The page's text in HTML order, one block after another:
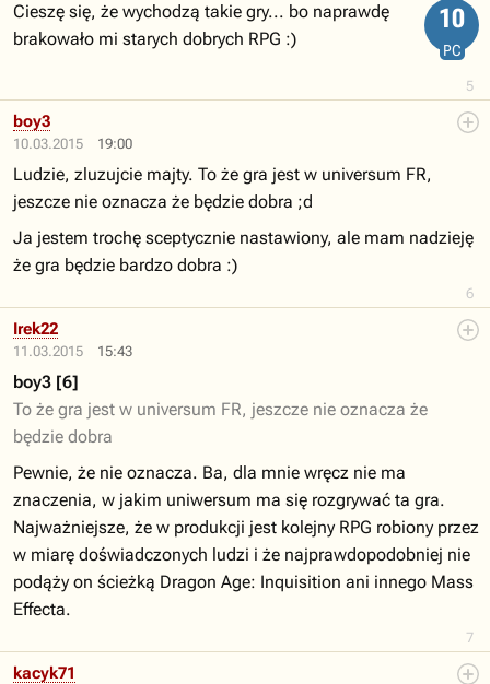
5
10
PC
Cieszę się, że wychodzą takie gry... bo naprawdę
brakowało mi starych dobrych RPG :)
10.03.2015 19:00
6
boy3
Ludzie, zluzujcie majty. To że gra jest w universum FR,
jeszcze nie oznacza że będzie dobra ;d
Ja jestem trochę sceptycznie nastawiony, ale mam nadzieję
że gra będzie bardzo dobra :)
11.03.2015 15:43
7
Irek22
boy3 [6]
To że gra jest w universum FR, jeszcze nie oznacza że
będzie dobra
Pewnie, że nie oznacza. Ba, dla mnie wręcz nie ma
znaczenia, w jakim uniwersum ma się rozgrywać ta gra.
Najważniejsze, że w produkcji jest kolejny RPG robiony przez
w miarę doświadczonych ludzi i że najprawdopodobniej nie
podąży on ścieżką Dragon Age: Inquisition ani innego Mass
Effecta.
kacyk71